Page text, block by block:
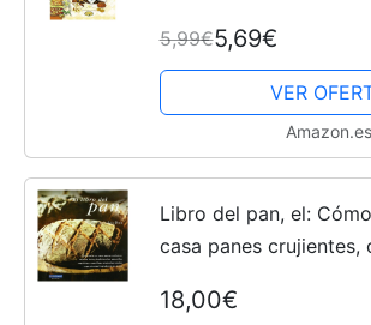
5,99€5,69€
VER
Amazon.es
Libro del pan, el:
casa panes crujientes,
sencillas y originales
18,00€